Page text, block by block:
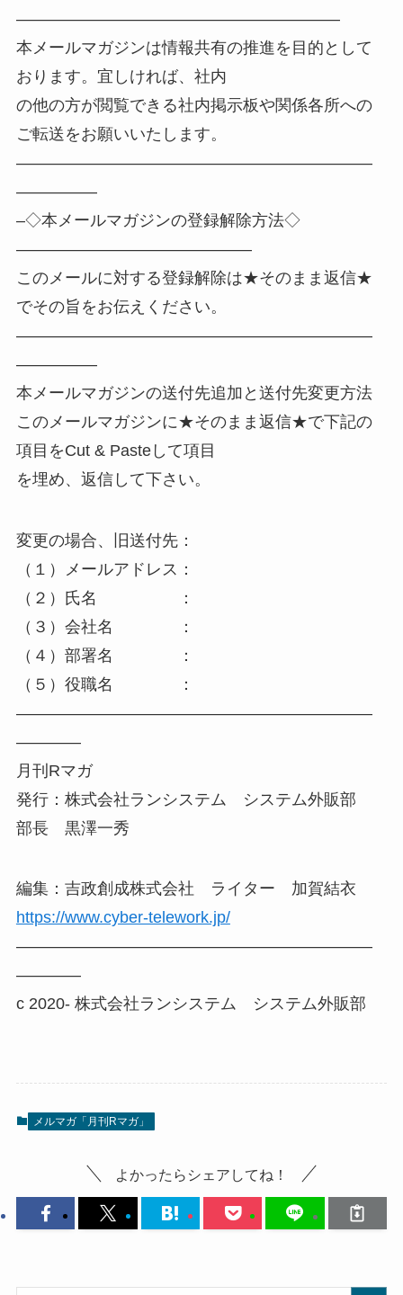
————————————————————
本メールマガジンは情報共有の推進を目的として
おります。宜しければ、社内
の他の方が閲覧できる社内掲示板や関係各所への
ご転送をお願いいたします。
——————————————————————
—————
–◇本メールマガジンの登録解除方法◇
——————————————–
このメールに対する登録解除は★そのまま返信★
でその旨をお伝えください。
——————————————————————
—————
本メールマガジンの送付先追加と送付先変更方法
このメールマガジンに★そのまま返信★で下記の
項目をCut & Pasteして項目
を埋め、返信して下さい。
変更の場合、旧送付先：
（１）メールアドレス：
（２）氏名 ：
（３）会社名 ：
（４）部署名 ：
（５）役職名 ：
——————————————————————
————
月刊Rマガ
発行：株式会社ランシステム システム外販部
部長 黒澤一秀
編集：吉政創成株式会社 ライター 加賀結衣
https://www.cyber-telework.jp/
——————————————————————
————
c 2020- 株式会社ランシステム システム外販部
メルマガ「月刊Rマガ」
よかったらシェアしてね！